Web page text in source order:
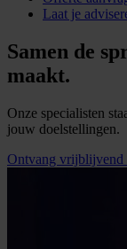
Laat je
Samen de
maakt.
Onze specialisten
jouw doelstellingen.
Ontvang vrijblijvend